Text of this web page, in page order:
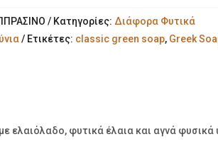
Κατηγορίες:Διάφορα Φυτικά
Ετικέτες: classic green soap, Greek
ελαιόλαδο, φυτικά έλαια και αγνά φυσικά